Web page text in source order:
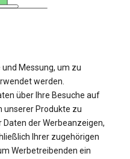
Messung, um zu
werden.
über Ihre Besuche auf
unserer Produkte zu
der Werbeanzeigen,
Ihrer zugehörigen
Werbetreibenden ein